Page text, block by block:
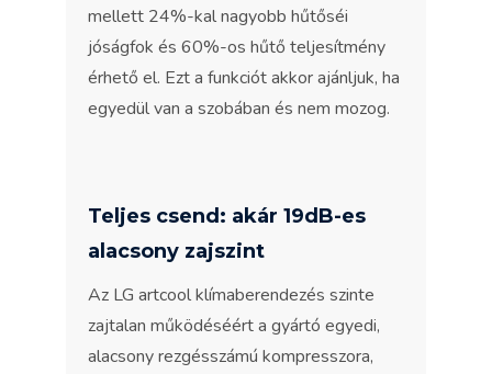
mellett 24%-kal nagyobb hűtőséi
jóságfok és 60%-os hűtő teljesítmény
érhető el. Ezt a funkciót akkor ajánljuk, ha
egyedül van a szobában és nem mozog.
Teljes csend: akár 19dB-es
alacsony zajszint
Az LG artcool klímaberendezés szinte
zajtalan működéséért a gyártó egyedi,
alacsony rezgésszámú kompresszora,